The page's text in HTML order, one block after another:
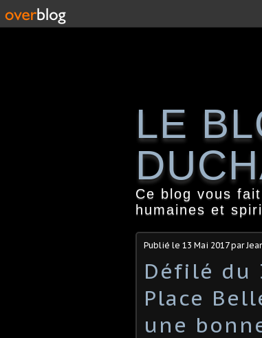
LE
Ce blog vous
humaines et
Publié le 13 Mai 2017par
Défilé du
Place
une